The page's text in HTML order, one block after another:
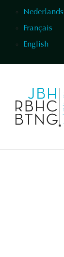
Nederlands
Français
English